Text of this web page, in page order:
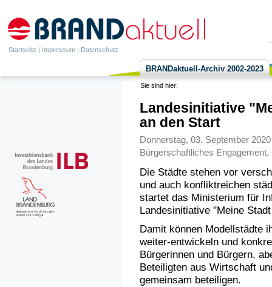
Startseite | Impressum | Datenschutz
BRANDaktuell-Archiv 2002-2023
Sie sind hier:
Landesinitiative
an den Start
Donnerstag, 03. September
Bürgerschaftliches Engagement,
Die Städte stehen vor
und auch konfliktreichen
startet das Ministerium für
Landesinitiative "Meine
Damit können Modellstädte
weiter-entwickeln und
Bürgerinnen und Bürgern,
Beteiligten aus Wirtschaft
gemeinsam beteiligen.